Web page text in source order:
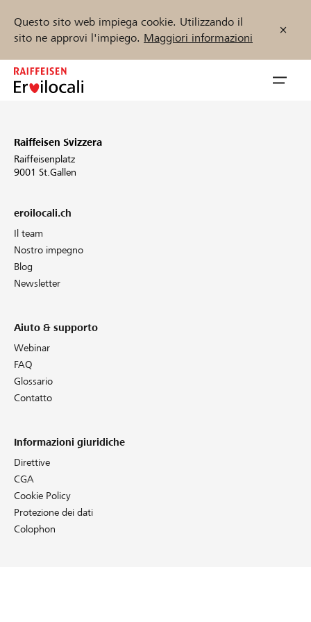
Questo sito web impiega cookie. Utilizzando il
sito ne approvi l'impiego. Maggiori informazioni
Zum
Inhalt
Sostenere
Aiuto & supporto
Partner / Banche Raiffeisen
Collegarsi
Registrazione
Trova progetti e organizzazioni
DE FR
Raiffeisen Svizzera
Raiffeisenplatz
9001 St.Gallen
eroilocali.ch
Il team
Nostro impegno
Blog
Newsletter
Aiuto & supporto
Webinar
FAQ
Glossario
Contatto
Informazioni giuridiche
Direttive
CGA
Cookie Policy
Protezione dei dati
Colophon